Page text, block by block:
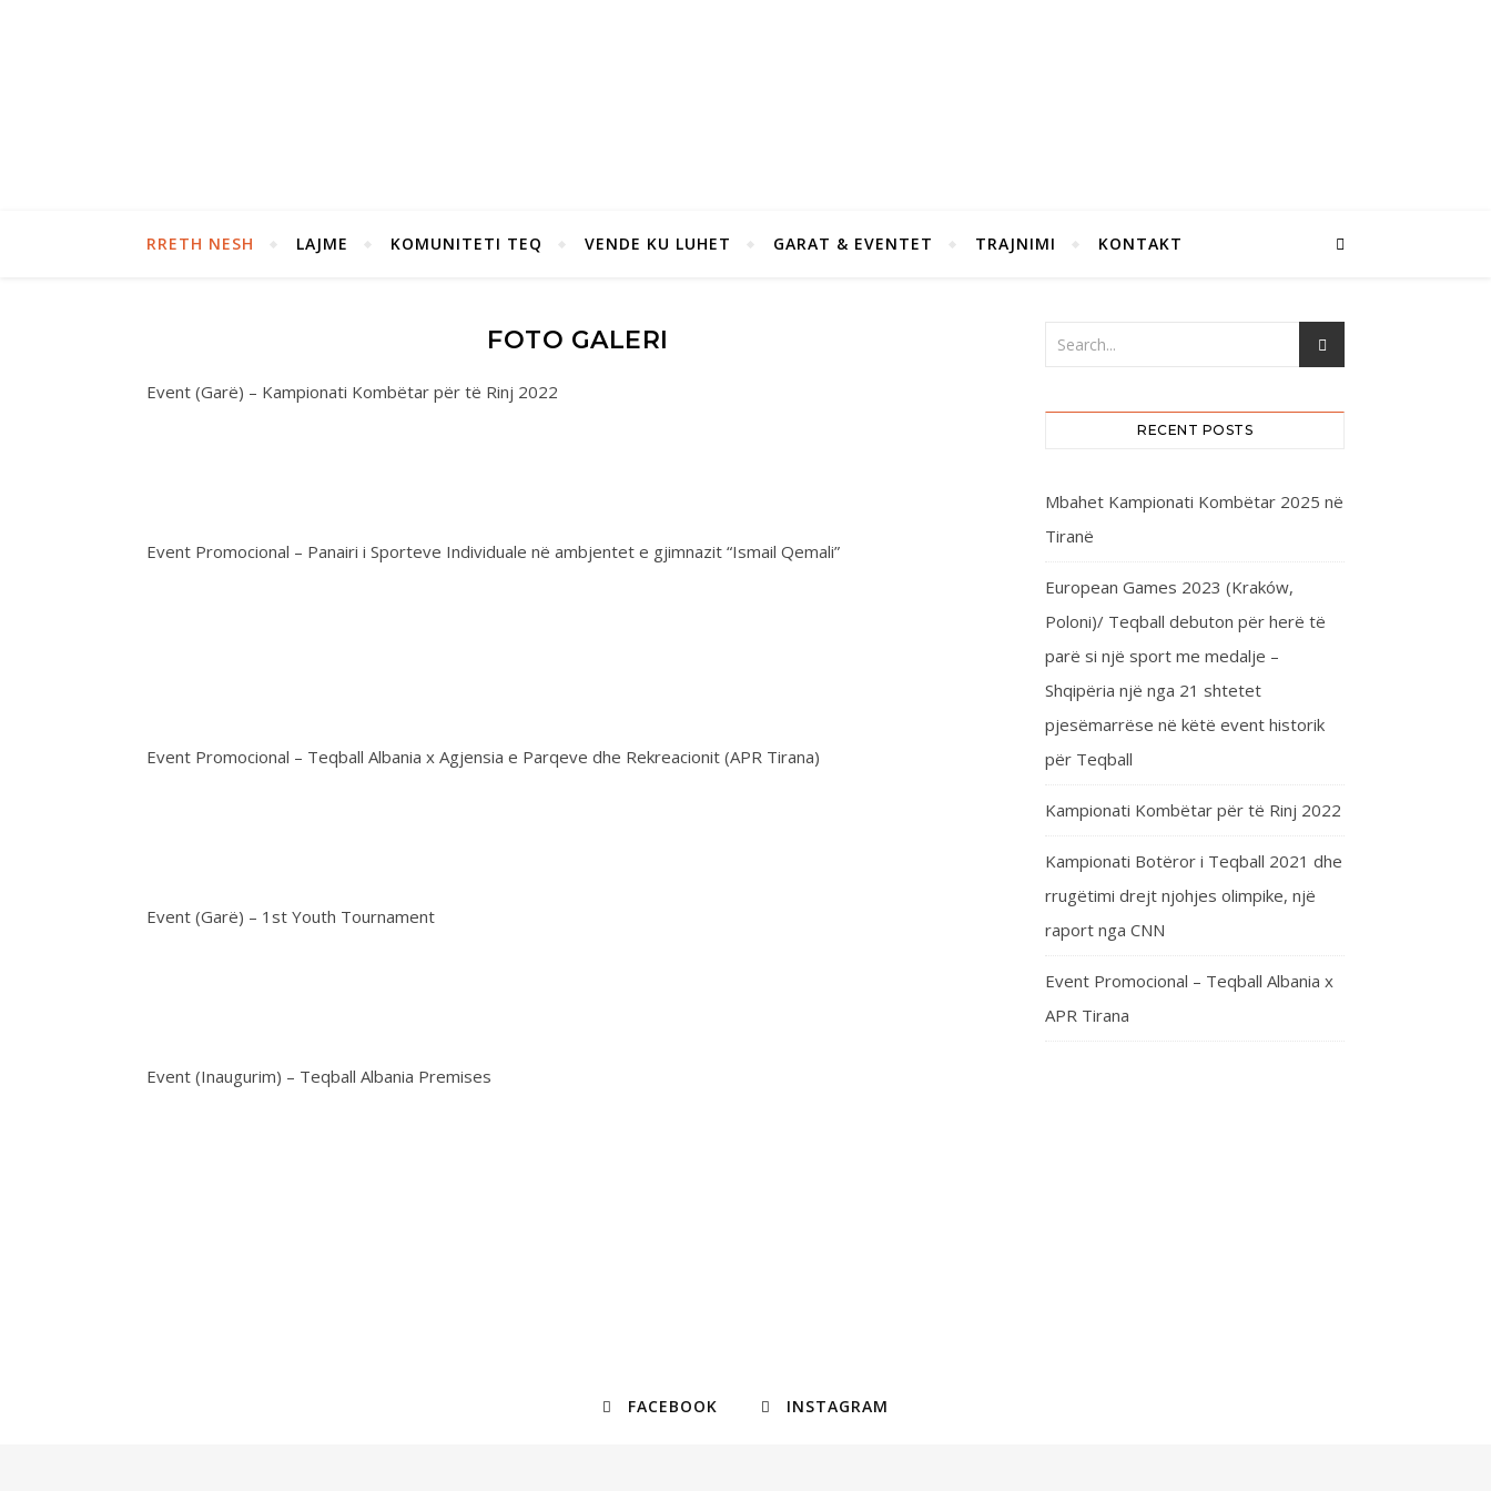
RRETH NESH LAJME KOMUNITETI TEQ VENDE KU LUHET GARAT & EVENTET TRAJNIMI KONTAKT
FOTO GALERI
Event (Garë) – Kampionati Kombëtar për të Rinj 2022
Event Promocional – Panairi i Sporteve Individuale në ambjentet e gjimnazit “Ismail Qemali”
Event Promocional – Teqball Albania x Agjensia e Parqeve dhe Rekreacionit (APR Tirana)
Event (Garë) – 1st Youth Tournament
Event (Inaugurim) – Teqball Albania Premises
RECENT POSTS
Mbahet Kampionati Kombëtar 2025 në
Tiranë
European Games 2023 (Kraków,
Poloni)/ Teqball debuton për herë të
parë si një sport me medalje –
Shqipëria një nga 21 shtetet
pjesëmarrëse në këtë event historik
për Teqball
Kampionati Kombëtar për të Rinj 2022
Kampionati Botëror i Teqball 2021 dhe
rrugëtimi drejt njohjes olimpike, një
raport nga CNN
Event Promocional – Teqball Albania x
APR Tirana
FACEBOOK INSTAGRAM